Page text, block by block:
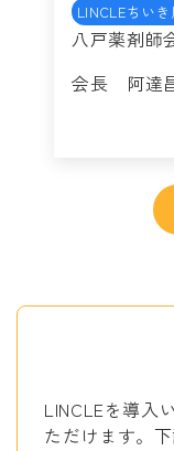
LINCLEちい
八戸薬剤師
会長 阿達
LINCLEを導入
ただけます。